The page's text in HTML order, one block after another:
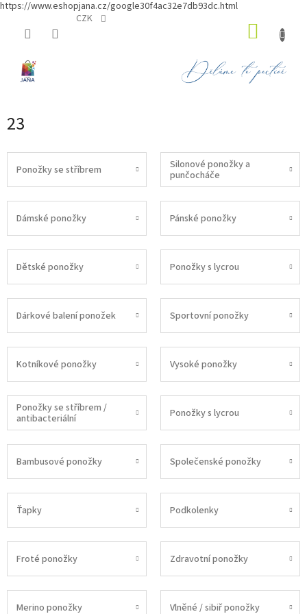
https://www.eshopjana.cz/google30f4ac32e7db93dc.html
CZK
23
Ponožky se stříbrem
Silonové ponožky a
punčocháče
Dámské ponožky Pánské ponožky
Dětské ponožky Ponožky s lycrou
Dárkové balení ponožek Sportovní ponožky
Kotníkové ponožky Vysoké ponožky
Ponožky se stříbrem /
antibacteriální
Ponožky s lycrou
Bambusové ponožky Společenské ponožky
Ťapky Podkolenky
Froté ponožky Zdravotní ponožky
Merino ponožky Vlněné / sibiř ponožky